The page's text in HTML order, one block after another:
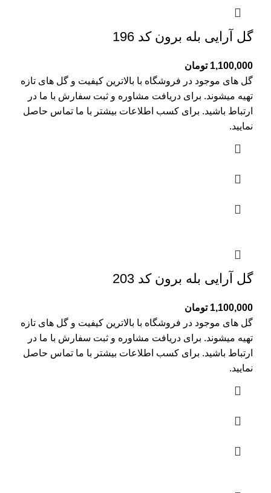
گل آرایی بله برون کد 196
1,100,000 تومان
گل های موجود در فروشگاه با بالاترین کیفیت و گل های تازه
تهیه میشوند. برای دریافت مشاوره و ثبت سفارش با ما در
ارتباط باشید. برای کسب اطلاعات بیشتر با ما تماس حاصل
نمایید.
گل آرایی بله برون کد 203
1,100,000 تومان
گل های موجود در فروشگاه با بالاترین کیفیت و گل های تازه
تهیه میشوند. برای دریافت مشاوره و ثبت سفارش با ما در
ارتباط باشید. برای کسب اطلاعات بیشتر با ما تماس حاصل
نمایید.